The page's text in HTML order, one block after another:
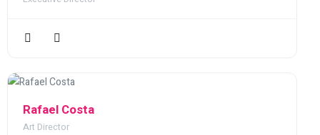
Rafael Costa
Art Director